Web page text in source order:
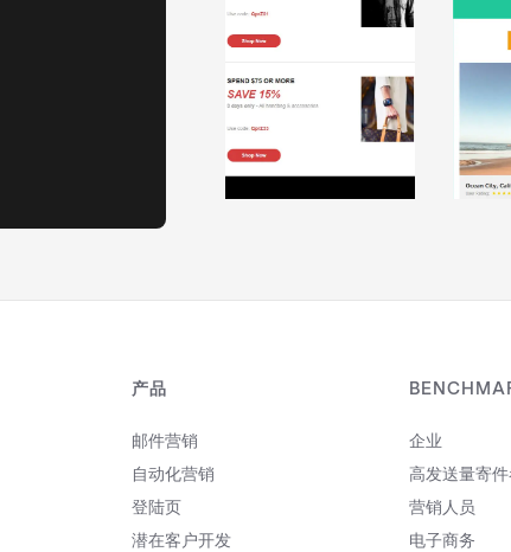
产品
邮件营销
自动化营销
登陆页
潜在客户开发
企业
高发送量寄
营销人员
电子商务